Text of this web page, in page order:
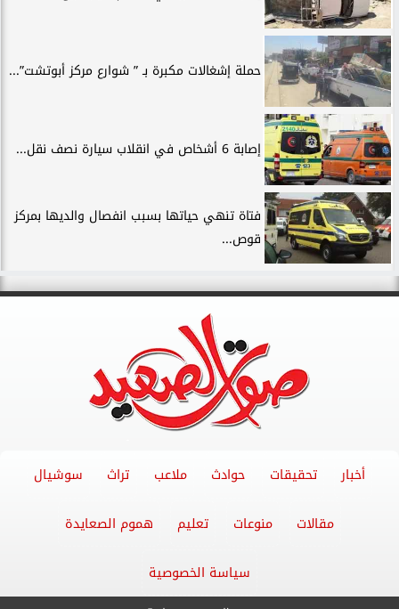
حملة إشغالات مكبرة بـ ” شوارع مركز أبوتشت”...
إصابة 6 أشخاص في انقلاب سيارة نصف نقل...
فتاة تنهي حياتها بسبب انفصال والديها بمركز
قوص...
أخبار تحقيقات حوادث ملاعب تراث سوشيال
مقالات منوعات تعليم هموم الصعايدة
سياسة الخصوصية